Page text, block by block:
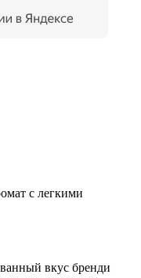
с легкими
вкус бренди